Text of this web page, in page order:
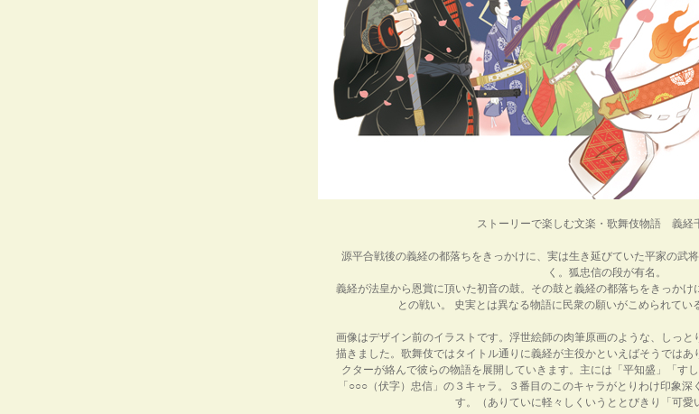
ストーリーで楽しむ文楽・歌舞伎物語 義
源平合戦後の義経の都落ちをきっかけに、実は生き延びていた平家の武
く。狐忠信の段が有名。
義経が法皇から恩賞に頂いた初音の鼓。その鼓と義経の都落ちをきっか
との戦い。 史実とは異なる物語に民衆の願いがこめられてい
画像はデザイン前のイラストです。浮世絵師の肉筆原画のような、しっ
描きました。歌舞伎ではタイトル通りに義経が主役かといえばそうではあ
クターが絡んで彼らの物語を展開していきます。主には「平知盛」「す
「○○○（伏字）忠信」の３キャラ。３番目のこのキャラがとりわけ印象深
す。（ありていに軽々しくいうととびきり「可愛